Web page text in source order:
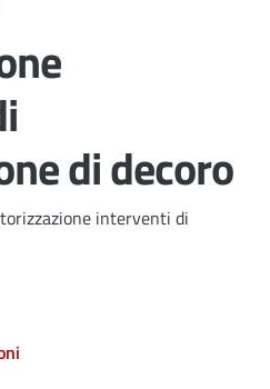
di decoro
interventi di